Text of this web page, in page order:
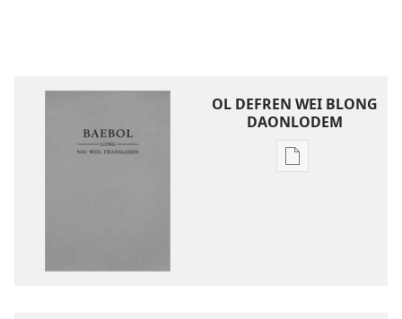
OL DEFREN WEI BLONG
DAONLODEM
Ol